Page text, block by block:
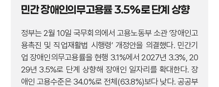
민간 장애인의무고용률 3.5%로 단계 상향
정부는 2월 10일 국무회의에서 고용노동부 소관 ‘장애인고
용촉진 및 직업재활법 시행령’ 개정안을 의결했다. 민간기
업 장애인의무고용률을 현행 3.1%에서 2027년 3.3%, 20
29년 3.5%로 단계 상향해 장애인 일자리를 확대한다. 장
애인 고용수준은 34.0%로 전체(63.8%)보다 낮다. 공공부